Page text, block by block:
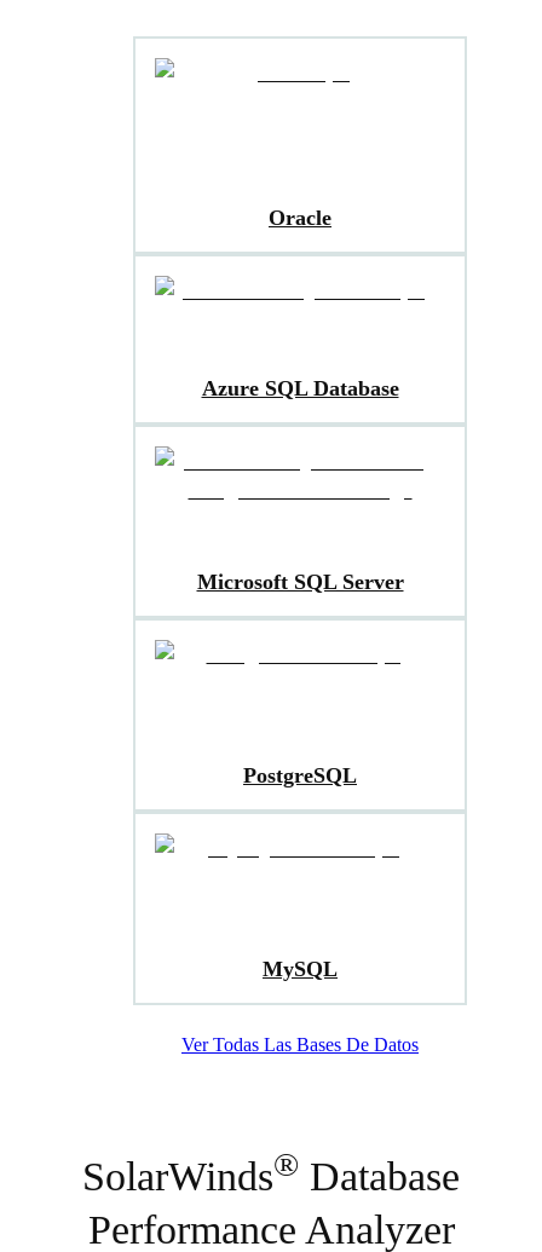
Oracle
Azure SQL Database
Microsoft SQL Server
PostgreSQL
MySQL
Ver Todas Las Bases De Datos
SolarWinds® Database
Performance Analyzer